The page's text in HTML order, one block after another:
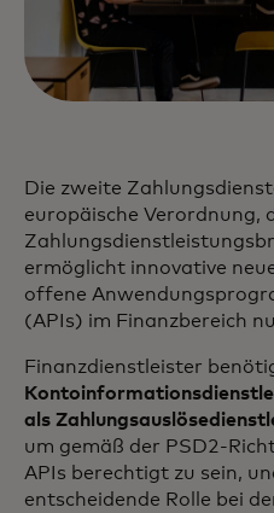
Die zweite
europäische Verordnung,
ermöglicht innovative
offene
(APIs) im Finanzbereich
Finanzdienstleister
als
um gemäß der PSD2-
APIs berechtigt zu sein,
entscheidende Rolle bei